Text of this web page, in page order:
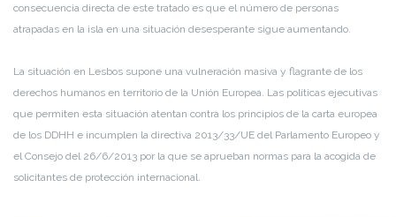
consecuencia directa de este tratado es que el número de personas
atrapadas en la isla en una situación desesperante sigue aumentando.
La situación en Lesbos supone una vulneración masiva y flagrante de los
derechos humanos en territorio de la Unión Europea. Las políticas ejecutivas
que permiten esta situación atentan contra los principios de la carta europea
de los DDHH e incumplen la directiva 2013/33/UE del Parlamento Europeo y
el Consejo del 26/6/2013 por la que se aprueban normas para la acogida de
solicitantes de protección internacional.